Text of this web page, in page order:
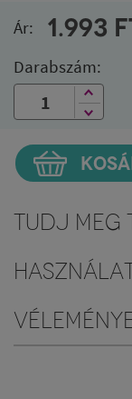
Ár: 1.993
Darabszám:
Tudj meg